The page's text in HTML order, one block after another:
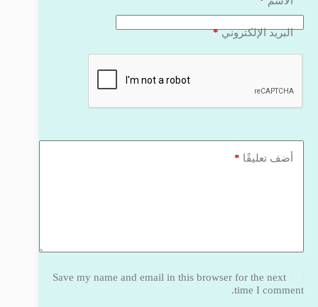
البريد الإلكتروني*
أضف تعليقًا *
Save my name and email in this browser for the next
time I comment.